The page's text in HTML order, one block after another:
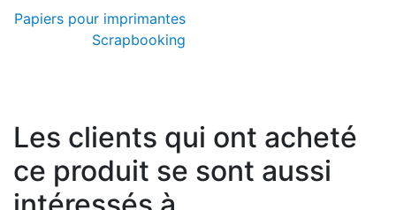
Papiers pour imprimantes
Scrapbooking
Les clients qui ont acheté
ce produit se sont aussi